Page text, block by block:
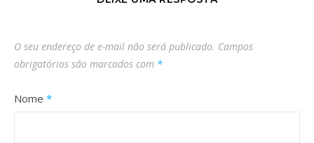
O seu endereço de e-mail não será publicado. Campos
obrigatórios são marcados com *
Nome *